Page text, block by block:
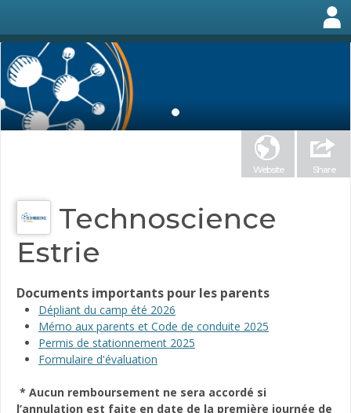
Website Share
Technoscience
Estrie
Documents importants pour les parents
Dépliant du camp été 2026
Mémo aux parents et Code de conduite 2025
Permis de stationnement 2025
Formulaire d'évaluation
* Aucun remboursement ne sera accordé si
l’annulation est faite en date de la première journée de